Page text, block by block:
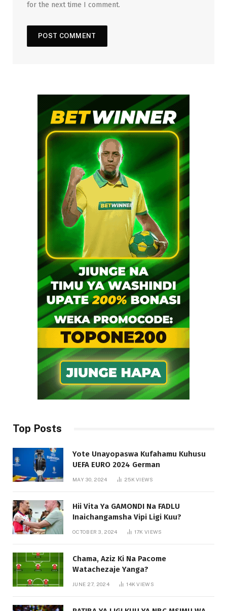
for the next time I comment.
Top Posts
Yote Unayopaswa Kufahamu Kuhusu
UEFA EURO 2024 German
MAY 30, 2024 25KVIEWS
Hii Vita Ya GAMONDI Na FADLU
Inaichangamsha Vipi Ligi Kuu?
OCTOBER 3, 2024 17KVIEWS
Chama, Aziz Ki Na Pacome
Watachezaje Yanga?
JUNE 27, 2024 14KVIEWS